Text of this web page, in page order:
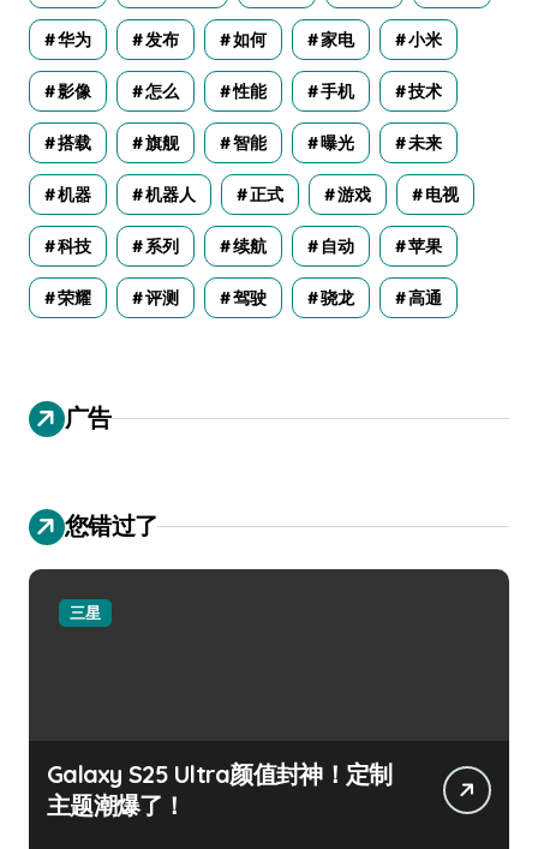
华为 发布 如何 家电 小米
影像 怎么 性能 手机 技术
搭载 旗舰 智能 曝光 未来
机器 机器人 正式 游戏 电视
科技 系列 续航 自动 苹果
荣耀 评测 驾驶 骁龙 高通
广告
您错过了
三星
Galaxy S25 Ultra颜值封神！定制
主题潮爆了！